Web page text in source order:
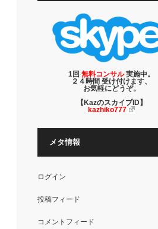
1回 無料コンサル実施中。
２４時間 受け付けます、
お気軽にどうぞ。
【KazのスカイプID】
kazhiko777
メタ情報
ログイン
投稿フィード
コメントフィード